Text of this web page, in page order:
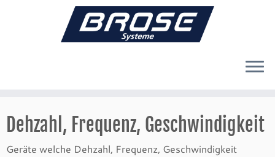
Inhalt
springen
Dehzahl, Frequenz, Geschwindigkeit
Geräte welche Dehzahl, Frequenz, Geschwindigkeit